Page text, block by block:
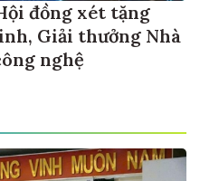
đồng xét tặng
Giải thưởng Nhà
nghệ